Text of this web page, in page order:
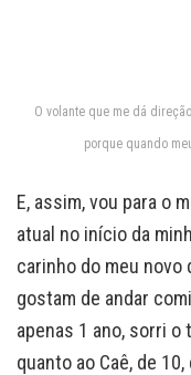
O volante que me dá
porque quando
E, assim, vou para o
atual no início da
carinho do meu novo
gostam de andar
apenas 1 ano, sorri o
quanto ao Caê, de